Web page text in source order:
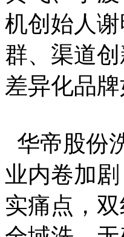
机创始人
群、渠道
差异化品
华帝股份
业内卷加
实痛点，